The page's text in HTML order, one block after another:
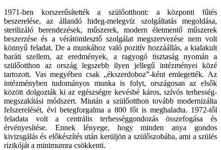
1971-ben korszerűsítették a szülőotthont: a központi fűtés
beszerelése, az állandó hideg-melegvíz szolgáltatás megoldása,
sterilizáló berendezések, műszerek, modern életmentő műszerek
beszerzése és a vérátömlesztő szolgálat megszervezése nem volt
könnyű feladat. De a munkához való pozitív hozzáállás, a kialakult
baráti szellem, az eredmények, a ragyogó tisztaság nyomán a
szülőotthon az ország legszebb ilyen jellegű intézményei közé
tartozott. Vas megyében csak „ékszerdoboz”-ként emlegették. Az
intézményben tudományos munka is folyt, országosan az elsők
között dolgozták ki az egészségre kevésbé káros, szívós terhesség-
megszakítási módszert. Miután a szülőotthon tovább modernizálta
felszerelését, évi betegforgalma a 800 főt is meghaladta. 1972-től
feladata volt a centrális terhességgondozás összefogása és
érvényesítése. Ennek lényege, hogy minden anya gondos
kivizsgálás és előkészítés után kerüljön a szülőszobába, ami a szülés
rizikóját a minimumra csökkenti.